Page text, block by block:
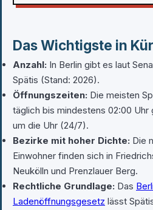
Das Wichtigste in
Anzahl: In Berlin gibt es laut
Spätis (Stand: 2026).
Öffnungszeiten: Die meisten
täglich bis mindestens 02:00
um die Uhr (24/7).
Bezirke mit hoher Dichte: Die
Einwohner finden sich in
Neukölln und Prenzlauer Berg.
Rechtliche Grundlage: Das
Ladenöffnungsgesetz lässt